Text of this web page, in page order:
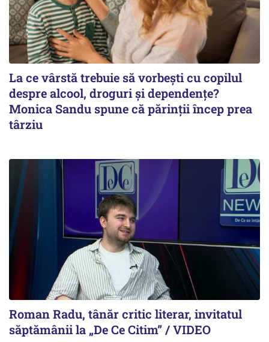
La ce vârstă trebuie să vorbești cu copilul
despre alcool, droguri și dependențe?
Monica Sandu spune că părinții încep prea
târziu
Roman Radu, tânăr critic literar, invitatul
săptămânii la „De Ce Citim” / VIDEO